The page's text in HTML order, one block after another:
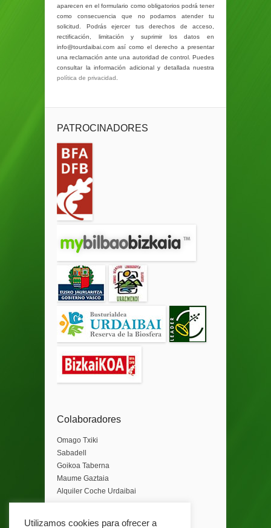
aparecen en el formulario como obligatorios podrá tener
como consecuencia que no podamos atender tu
solicitud. Podrás ejercer tus derechos de acceso,
rectificación, limitación y suprimir los datos en
info@tourdaibai.com así como el derecho a presentar
una reclamación ante una autoridad de control. Puedes
consultar la información adicional y detallada nuestra
política de privacidad
PATROCINADORES
Colaboradores
Omago Txiki
Sabadell
Goikoa Taberna
Maume Gaztaia
Alquiler Coche Urdaibai
Utilizamos cookies para ofrecer a